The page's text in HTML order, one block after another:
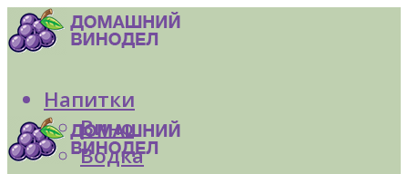
Напитки
Вино
Водка